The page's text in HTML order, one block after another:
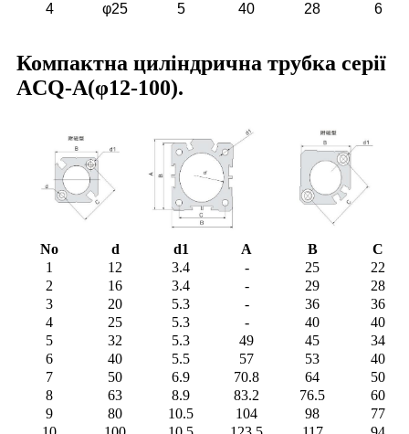
4 φ25 5 40 28 6
Компактна циліндрична трубка серії
ACQ-A(φ12-100).
No d d1 A B
C
1
12 3.4 - 25
22
2
16 3.4 - 29
28
3
20 5.3 - 36
36
4
25 5.3 - 40
40
5
32 5.3 49 45
34
6
40 5.5 57 53
40
7
50 6.9 70.8 64
50
8
63 8.9 83.2 76.5
60
9
80 10.5 104 98
77